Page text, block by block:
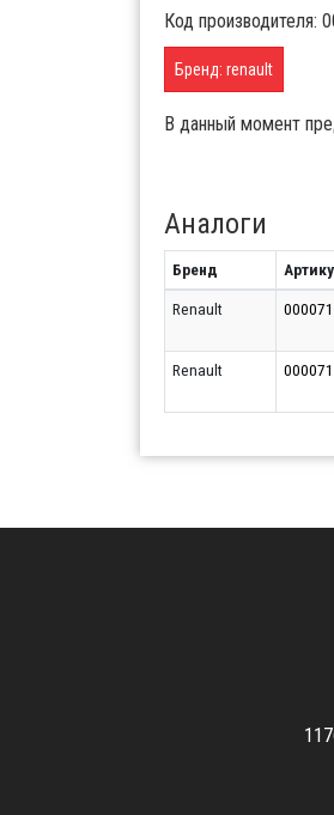
Код производителя:
Бренд: renault
В данный момент
Аналоги
Бренд
Renault
Renault